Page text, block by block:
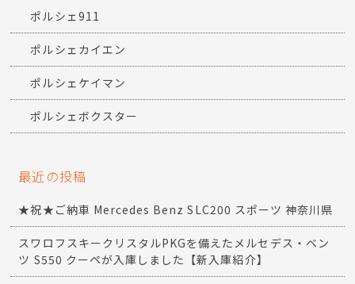
ポルシェ911
ポルシェカイエン
ポルシェケイマン
ポルシェボクスター
最近の投稿
★祝★ご納車 Mercedes Benz SLC200 スポーツ 神奈川県
スワロフスキークリスタルPKGを備えたメルセデス・ベン
ツ S550 クーペが入庫しました【新入庫紹介】